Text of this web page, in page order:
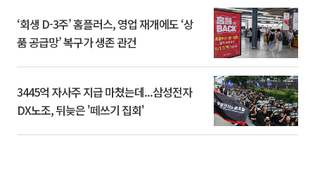
‘회생 D-3주’ 홈플러스, 영업 재개에도 ‘상
품 공급망’ 복구가 생존 관건
3445억 자사주 지급 마쳤는데...삼성전자
DX노조, 뒤늦은 '떼쓰기 집회'